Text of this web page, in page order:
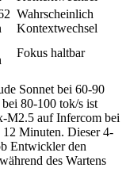
Wahrscheinlich
Kontextwechsel
Fokus haltbar
Sonnet bei 60-90
80-100 tok/s ist
M2.5 auf Infercom bei
Minuten. Dieser 4-
Entwickler den
des Wartens